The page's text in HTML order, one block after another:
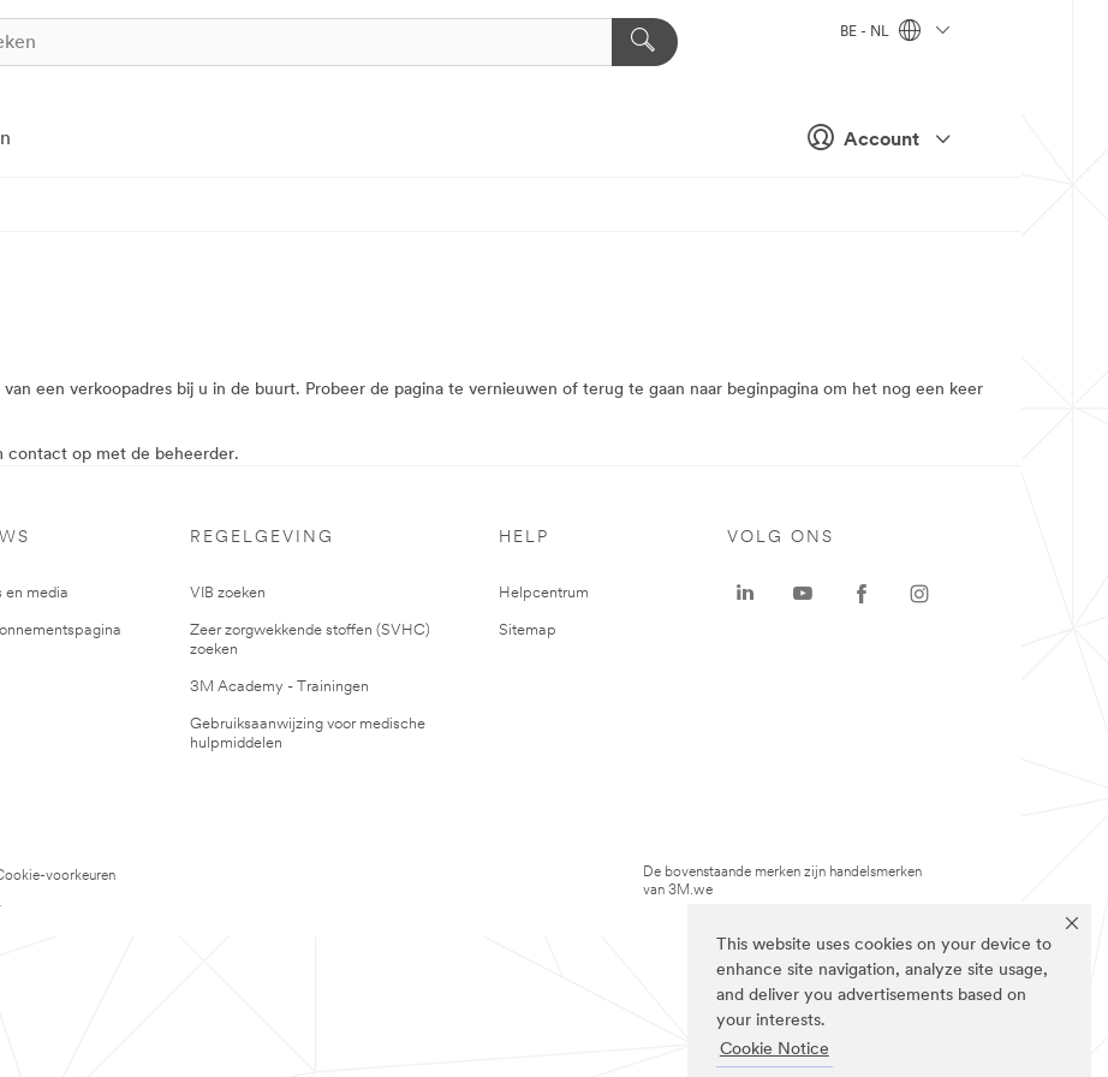
This website uses cookies on your device to
enhance site navigation, analyze site usage,
and deliver you advertisements based on
your interests.
Cookie Notice
Account
BE - NL
een verkoopadres bij u in de buurt. Probeer de pagina te vernieuwen of terug te gaan naar beginpagina om het nog een keer
contact op met de beheerder.
en media
REGELGEVING
VIB zoeken
Zeer zorgwekkende stoffen (SVHC)
zoeken
3M Academy - Trainingen
Gebruiksaanwijzing voor medische
hulpmiddelen
HELP
Helpcentrum
Sitemap
voorkeuren
VOLG ONS
De bovenstaande merken zijn handelsmerken
van 3M.we